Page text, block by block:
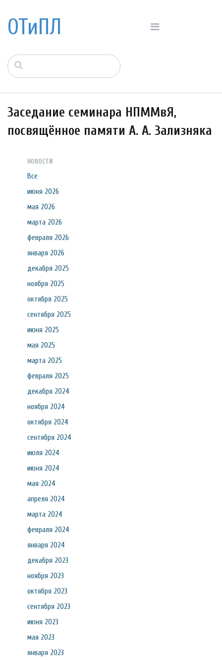
ОТиПЛ
Заседание семинара НПММвЯ,
посвящённое памяти А. А. Зализняка
НОВОСТИ
Все
июня 2026
мая 2026
марта 2026
февраля 2026
января 2026
декабря 2025
ноября 2025
октября 2025
сентября 2025
июня 2025
мая 2025
марта 2025
февраля 2025
декабря 2024
ноября 2024
октября 2024
сентября 2024
июля 2024
июня 2024
мая 2024
апреля 2024
марта 2024
февраля 2024
января 2024
декабря 2023
ноября 2023
октября 2023
сентября 2023
июня 2023
мая 2023
января 2023